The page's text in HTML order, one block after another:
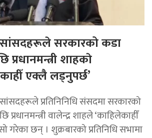
सांसदहरूले सरकारको कडा
शाहकाे
एक्लै लड्नुपर्छ’
सांसदहरूले प्रतिनिनिधि संसदमा सरकारको
प्रधानमन्त्री वालेन्द्र शाहले ‘काहिलेकाहीँ
गरेका छन् । शुक्रबारको प्रतिनिधि सभामा